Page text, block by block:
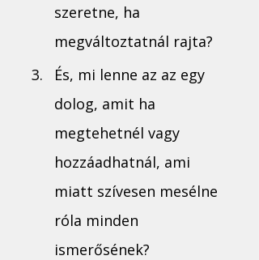
szeretne, ha
megváltoztatnál rajta?
És, mi lenne az az egy
dolog, amit ha
megtehetnél vagy
hozzáadhatnál, ami
miatt szívesen mesélne
róla minden
ismerősének?